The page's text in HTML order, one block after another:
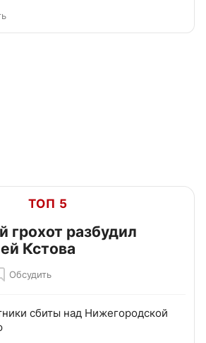
ТОП 5
грохот разбудил
Кстова
Обсудить
сбиты над Нижегородской